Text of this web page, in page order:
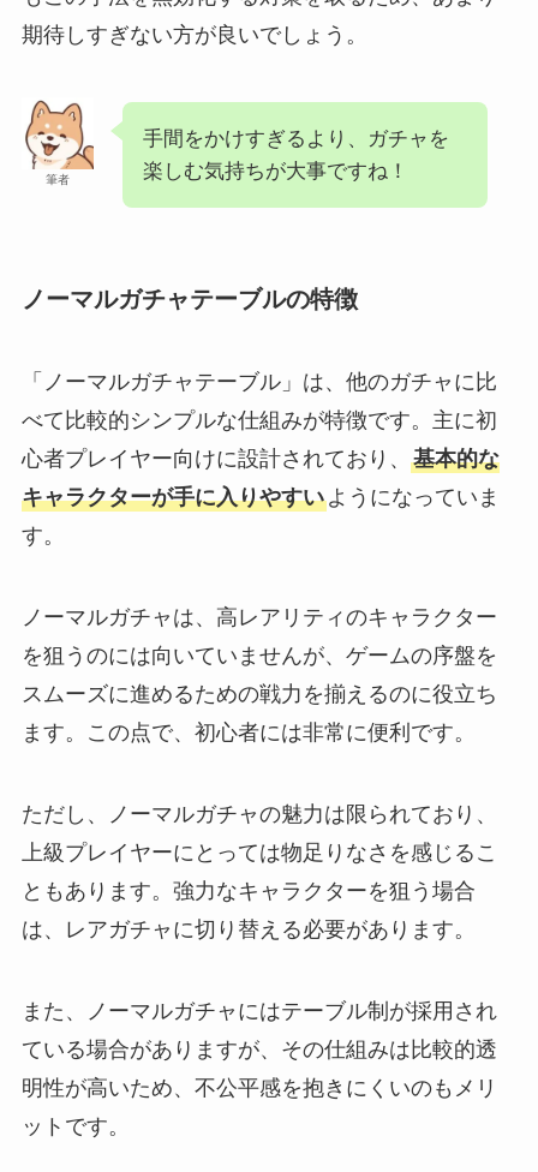
期待しすぎない方が良いでしょう。
筆者
手間をかけすぎるより、ガチャを
楽しむ気持ちが大事ですね！
ノーマルガチャテーブルの特徴
「ノーマルガチャテーブル」は、他のガチャに比
べて比較的シンプルな仕組みが特徴です。主に初
心者プレイヤー向けに設計されており、 基本的な
キャラクターが手に入りやすいようになっていま
す。
ノーマルガチャは、高レアリティのキャラクター
を狙うのには向いていませんが、ゲームの序盤を
スムーズに進めるための戦力を揃えるのに役立ち
ます。この点で、初心者には非常に便利です。
ただし、ノーマルガチャの魅力は限られており、
上級プレイヤーにとっては物足りなさを感じるこ
ともあります。強力なキャラクターを狙う場合
は、レアガチャに切り替える必要があります。
また、ノーマルガチャにはテーブル制が採用され
ている場合がありますが、その仕組みは比較的透
明性が高いため、不公平感を抱きにくいのもメリ
ットです。